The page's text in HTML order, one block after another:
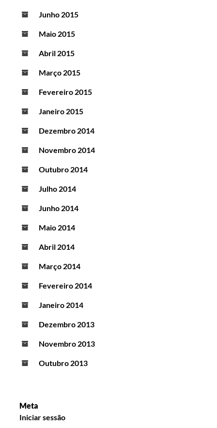
Junho 2015
Maio 2015
Abril 2015
Março 2015
Fevereiro 2015
Janeiro 2015
Dezembro 2014
Novembro 2014
Outubro 2014
Julho 2014
Junho 2014
Maio 2014
Abril 2014
Março 2014
Fevereiro 2014
Janeiro 2014
Dezembro 2013
Novembro 2013
Outubro 2013
Meta
Iniciar sessão